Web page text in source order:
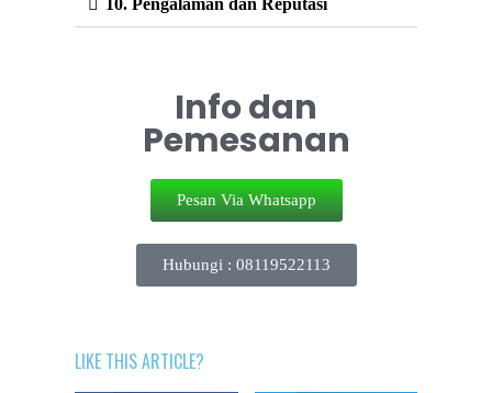
10. Pengalaman dan Reputasi
Info dan
Pemesanan
Pesan Via Whatsapp
Hubungi : 08119522113
LIKE THIS ARTICLE?